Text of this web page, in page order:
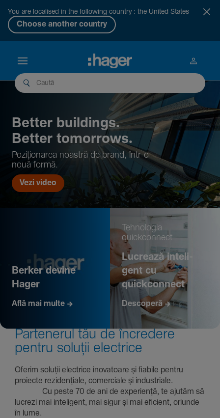
You are localised in the following country : the United States
Choose another country
Better buil­dings.
Better tomor­rows.
Pozi­țio­narea noastră de brand, într-o
nouă formă.
Vezi video
Berker devine
Hager
Află mai multe
Tehno­logia
quickconnect
Lucrează inte­li­
gent cu
quickconnect
Descoperă
Parte­nerul tău de încre­dere
pentru soluții electrice
Oferim soluții electrice inova­toare și fiabile pentru
proiecte rezi­den­țiale, comer­ciale și indus­triale.
Cu peste 70 de ani de expe­riență, te ajutăm să
lucrezi mai inte­li­gent, mai sigur și mai eficient, oriunde
în lume.